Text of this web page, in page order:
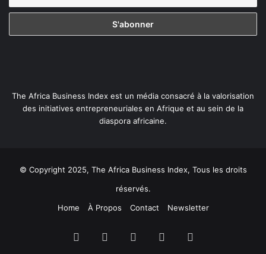
The Africa Business Index est un média consacré à la valorisation
des initiatives entrepreneuriales en Afrique et au sein de la
diaspora africaine.
© Copyright 2025, The Africa Business Index, Tous les droits
réservés.
Home
À Propos Contact Newsletter
Facebook LinkedinYouTube